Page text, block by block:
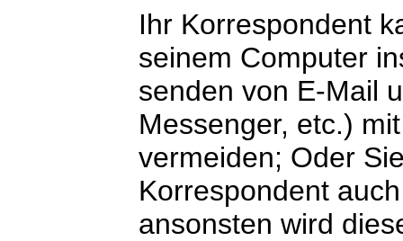
Ihr Korrespondent
seinem Computer
senden von E-Mail
Messenger, etc.)
vermeiden; Oder
Korrespondent
ansonsten wird